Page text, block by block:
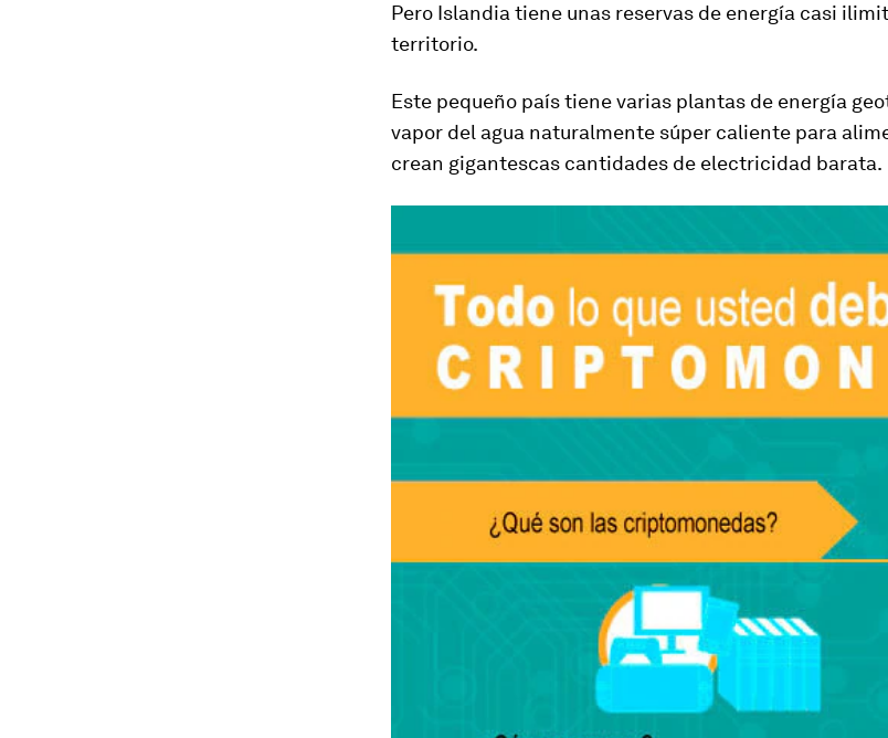
Pero Islandia tiene unas reservas de energía casi
territorio.
Este pequeño país tiene varias plantas de energía
vapor del agua naturalmente súper caliente para
crean gigantescas cantidades de electricidad barata.